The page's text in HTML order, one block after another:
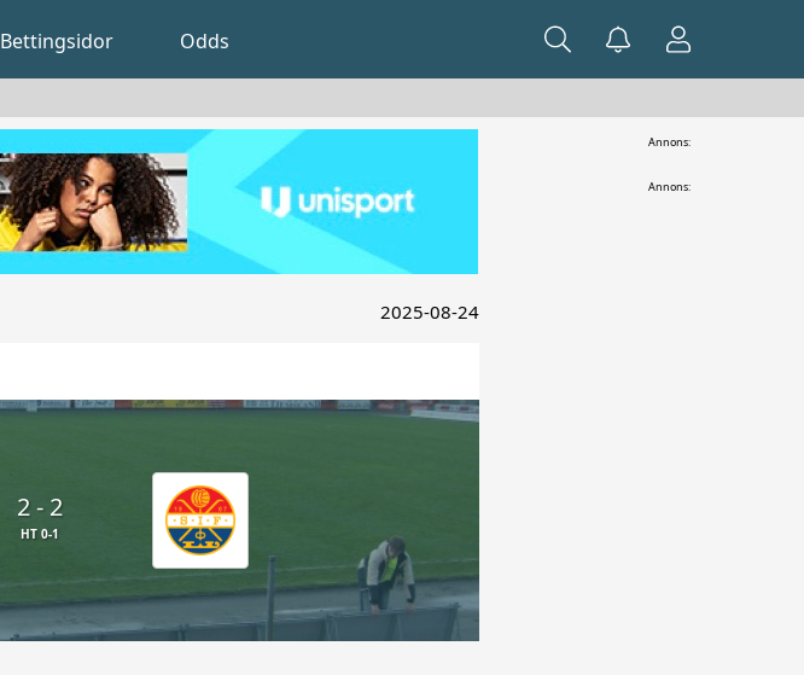
Bettingsidor Odds
Annons:
Annons:
2025-08-24
2 - 2
HT 0-1